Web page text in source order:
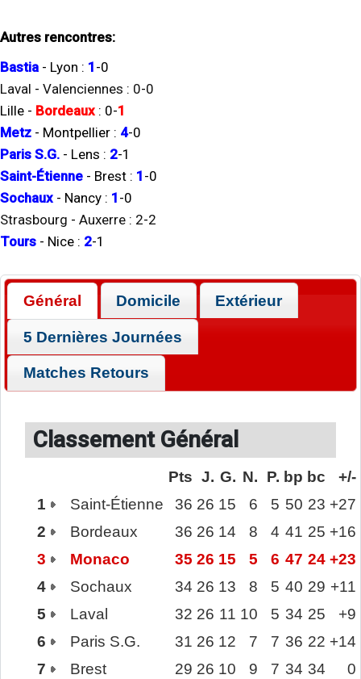
Autres rencontres:
Bastia - Lyon : 1 -0
Laval - Valenciennes : 0-0
Lille - Bordeaux : 0-1
Metz - Montpellier : 4-0
Paris S.G. - Lens : 2-1
Saint-Étienne - Brest : 1 -0
Sochaux - Nancy : 1 -0
Strasbourg - Auxerre : 2-2
Tours - Nice : 2-1
Général Domicile Extérieur
5 Dernières Journées
Matches Retours
Classement Général
Pts J. G. N. P. bp bc
+/-
1
Saint-Étienne 36 26 15 6 5 50 23 +27
2
Bordeaux 36 26 14 8 4 41 25 +16
3
Monaco 35 26 15 5 6 47 24 +23
4
Sochaux 34 26 13 8 5 40 29 +11
5
Laval 32 26 11 10 5 34 25
+9
6
Paris S.G. 31 26 12 7 7 36 22 +14
7
Brest 29 26 10 9 7 34 34
0